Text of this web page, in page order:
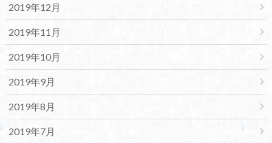
2019年12月
2019年11月
2019年10月
2019年9月
2019年8月
2019年7月